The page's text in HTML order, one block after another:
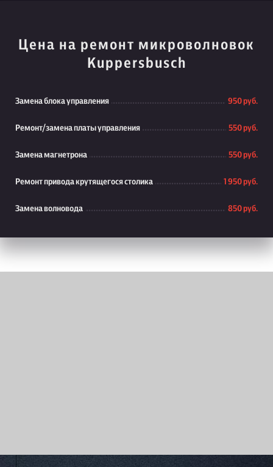
Цена на ремонт микроволновок
Kuppersbusch
Замена блока управления 950 руб.
Ремонт/замена платы управления 550 руб.
Замена магнетрона 550 руб.
Ремонт привода крутящегося столика 1 950 руб.
Замена волновода 850 руб.